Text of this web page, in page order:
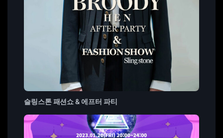
슬링스톤 패션쇼 & 에프터 파티